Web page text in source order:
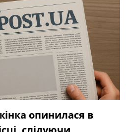
опинилася в